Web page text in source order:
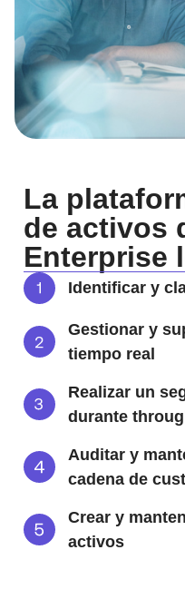
La
de activos
Enterprise
Identificar y
Gestionar y
tiempo real
Realizar un
durante
Auditar y
cadena de
Crear y
activos